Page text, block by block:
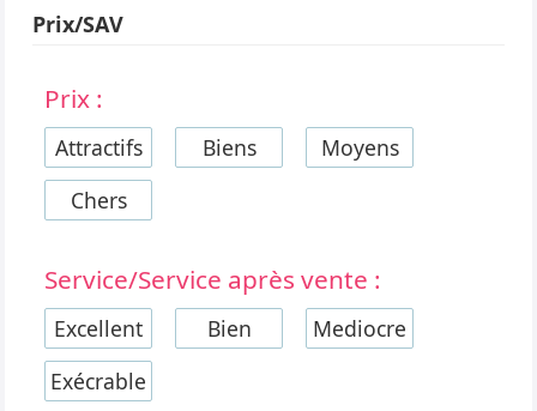
Prix/SAV
Prix :
Attractifs Biens
Moyens
Chers
Service/Service après vente :
Excellent Bien
Mediocre
Exécrable